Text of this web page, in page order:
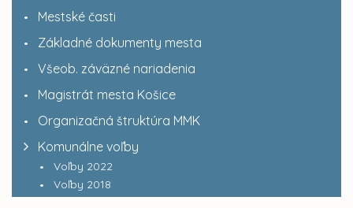
Mestské časti
Základné dokumenty mesta
Všeob. záväzné nariadenia
Magistrát mesta Košice
Organizačná štruktúra MMK
Komunálne voľby
Voľby 2022
Voľby 2018